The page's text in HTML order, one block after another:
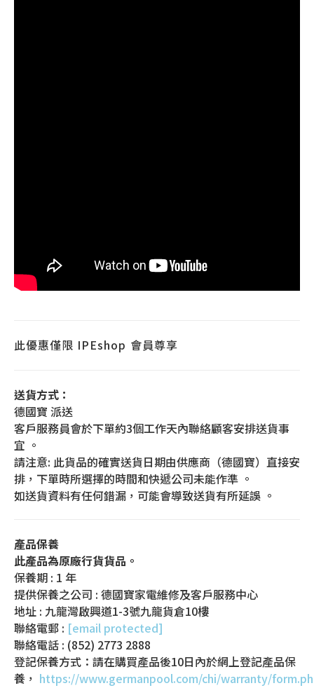
此優惠僅限 IPEshop 會員尊享
送貨方式：
德國寶 派送
客戶服務員會於下單約3個工作天內聯絡顧客安排送貨事
宜 。
請注意: 此貨品的確實送貨日期由供應商（德國寶）直接安
排，下單時所選擇的時間和快遞公司未能作準 。
如送貨資料有任何錯漏，可能會導致送貨有所延誤 。
產品保養
此產品為原廠行貨貨品。
保養期 : 1 年
提供保養之公司 : 德國寶家電維修及客戶服務中心
地址 : 九龍灣啟興道1-3號九龍貨倉10樓
聯絡電郵 : [email protected]
聯絡電話 : (852) 2773 2888
登記保養方式：請在購買產品後10日內於網上登記產品保
養， https://www.germanpool.com/chi/warranty/